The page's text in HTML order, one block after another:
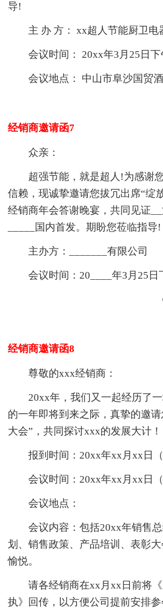
导!
主 办 方： xx超人节能厨卫电
会议时间： 20xx年3月25日下
会议地点： 中山市阜沙国贸
经销商邀请函7
众亲：
超强节能，就是超人!为感谢
信赖，现诚挚邀请您拔冗出席“绽
经销商年会答谢晚宴，共同见证
_____国内首发。期盼您莅临指导!
主办方：_______有限公司
会议时间：20____年3月25日
会
经销商邀请函8
尊敬的xxx经销商：
20xx年，我们又一起经历了
的一年即将到来之际，真挚的邀
大会”，共同探讨xxx的发展大计！
报到时间：20xx年xx月xx日（
会议时间：20xx年xx月xx日（
会议地点：
会议内容：包括20xx年销售
划、销售政策、产品培训、表彰
愉悦。
请各经销商在xx月xx日前将
执》回传，以方便公司提前安排